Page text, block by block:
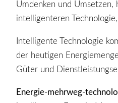
Umdenken und Umsetzen,
intelligenteren
Intelligente Technologie
der heutigen
Güter und
Energie-mehrweg-